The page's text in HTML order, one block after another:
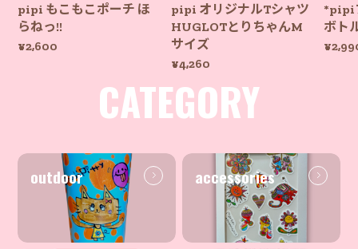
pipi もこもこポーチ ほ
らねっ!!
¥2,600
pipi オリジナルTシャツ
HUGLOTとりちゃんM
サイズ
¥4,260
*pipi
ボト
CATEGORY
outdoor accessories